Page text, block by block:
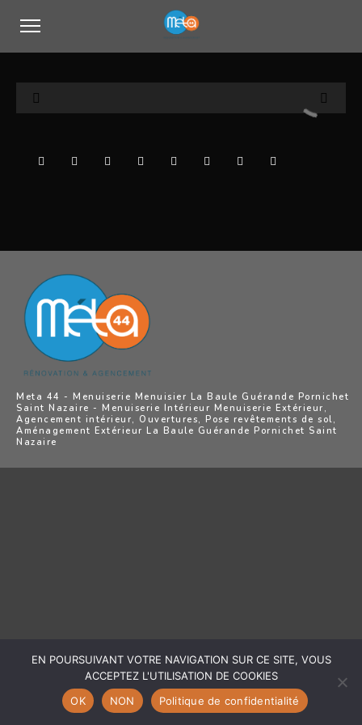
Meta 44 - Menuiserie Menuisier La Baule Guérande Pornichet
Saint Nazaire - Menuiserie Intérieur Menuiserie Extérieur,
Agencement intérieur, Ouvertures, Pose revêtements de sol,
Aménagement Extérieur La Baule Guérande Pornichet Saint
Nazaire
EN POURSUIVANT VOTRE NAVIGATION SUR CE SITE, VOUS
ACCEPTEZ L'UTILISATION DE COOKIES
OK
NON Politique de confidentialité